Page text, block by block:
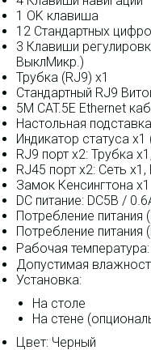
1 OK клавиша
12 Стандартных
3 Клавиши
ВыклМикр.)
Трубка (RJ9) x1
Стандартный RJ9
5M CAT.5E Ethernet
Настольная
Индикатор статуса
RJ9 порт x2: Трубка
RJ45 порт x2: Сеть
Замок Кенсингтона x1
DC питание: DC5В /
Потребление питания
Потребление питания
Рабочая
Допустимая
Установка:
На столе
На стене
Цвет: Черный